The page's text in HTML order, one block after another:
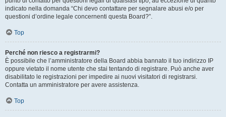
indicato nella domanda “Chi devo contattare per segnalare abusi e/o per
questioni d’ordine legale concernenti questa Board?”.
Top
Perché non riesco a registrarmi?
È possibile che l’amministratore della Board abbia bannato il tuo indirizzo IP
oppure vietato il nome utente che stai tentando di registrare. Può anche aver
disabilitato le registrazioni per impedire ai nuovi visitatori di registrarsi.
Contatta un amministratore per avere assistenza.
Top